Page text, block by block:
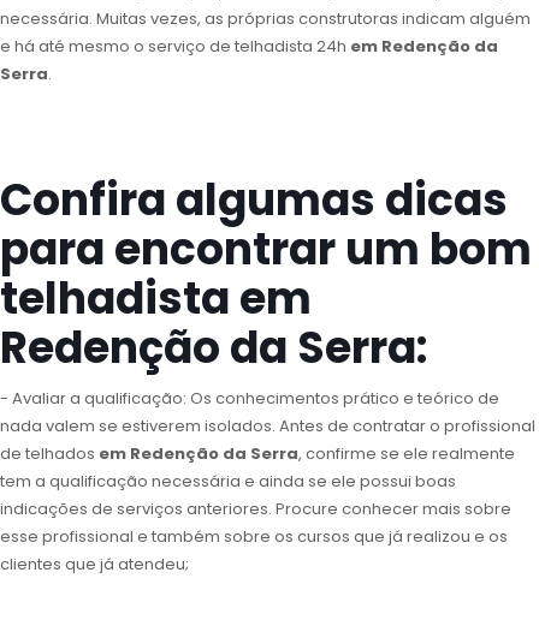
necessária. Muitas vezes, as próprias construtoras indicam alguém
e há até mesmo o serviço de telhadista 24h em Redenção da
Serra.
Confira algumas dicas
para encontrar um bom
telhadista em
Redenção da Serra:
- Avaliar a qualificação: Os conhecimentos prático e teórico de
nada valem se estiverem isolados. Antes de contratar o profissional
de telhados em Redenção da Serra, confirme se ele realmente
tem a qualificação necessária e ainda se ele possui boas
indicações de serviços anteriores. Procure conhecer mais sobre
esse profissional e também sobre os cursos que já realizou e os
clientes que já atendeu;